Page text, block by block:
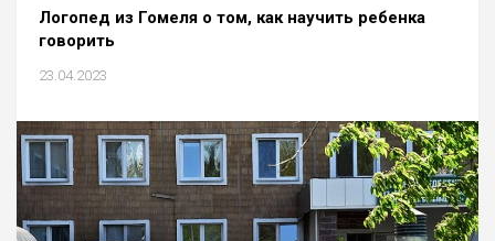
Логопед из Гомеля о том, как научить ребенка
говорить
23.04.2023